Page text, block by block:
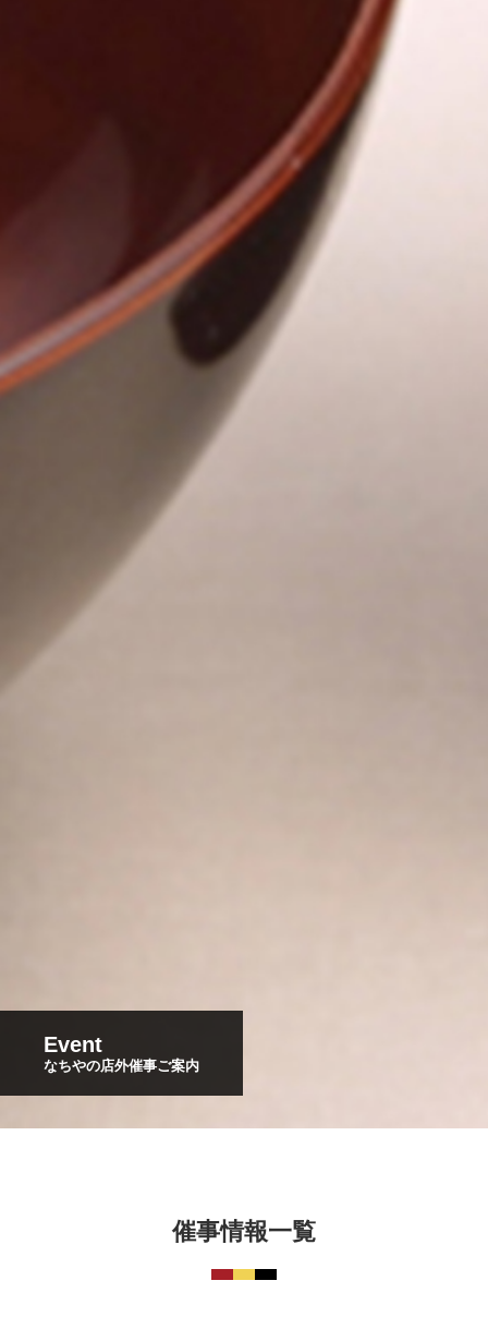
Event
なちやの店外催事ご案内
催事情報一覧